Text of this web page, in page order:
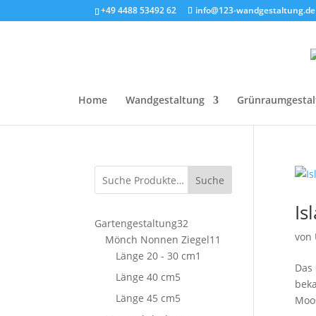
+49 4488 53492 62 info@123-wandgestaltung.de
Home Wandgestaltung
von
Suche
Gartengestaltung32
Produkte
Mönch Nonnen Ziegel11
Länge 20 - 30 cm1
Länge 40 cm5
Länge 45 cm5